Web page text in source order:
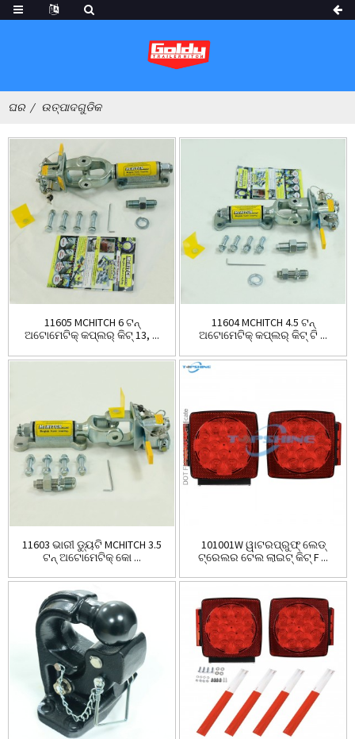
ଘର ଉତ୍ପାଦଗୁଡିକ
11605 MCHITCH 6 ଟନ୍
ଅଟୋମେଟିକ୍ କପ୍ଲର୍ କିଟ୍ 13, ...
11604 MCHITCH 4.5 ଟନ୍
ଅଟୋମେଟିକ୍ କପ୍ଲର୍ କିଟ୍ ଟି ...
11603 ଭାରୀ ଡ୍ୟୁଟି MCHITCH 3.5
ଟନ୍ ଅଟୋମେଟିକ୍ କୋ ...
101001W ୱାଟରପ୍ରୁଫ୍ ଲେଡ୍
ଟ୍ରେଲର ଟେଲ ଲାଇଟ୍ କିଟ୍ F ...